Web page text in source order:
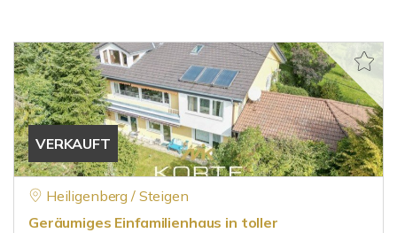
VERKAUFT
Heiligenberg / Steigen
Geräumiges Einfamilienhaus in toller